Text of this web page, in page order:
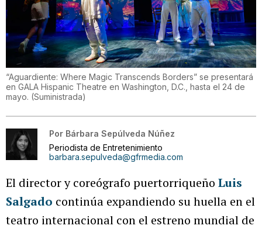
“Aguardiente: Where Magic Transcends Borders” se presentará
en GALA Hispanic Theatre en Washington, D.C., hasta el 24 de
mayo. (Suministrada)
Por Bárbara Sepúlveda Núñez
Periodista de Entretenimiento
barbara.sepulveda@gfrmedia.com
El director y coreógrafo puertorriqueño Luis
Salgado continúa expandiendo su huella en el
teatro internacional con el estreno mundial de